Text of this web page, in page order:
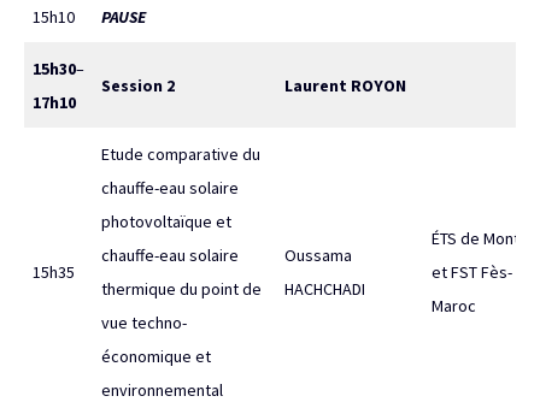
15h10 PAUSE
15h30–
17h10
Session 2 Laurent ROYON
15h35
Etude comparative du
chauffe-eau solaire
photovoltaïque et
chauffe-eau solaire
thermique du point de
vue techno-
économique et
environnemental
Oussama
HACHCHADI
ÉTS de
et FST Fès-
Maroc